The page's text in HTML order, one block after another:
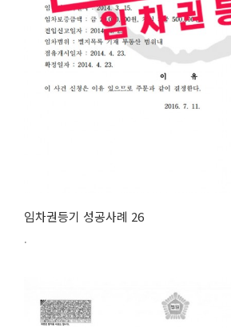
임차권등기 성공사례 26
.